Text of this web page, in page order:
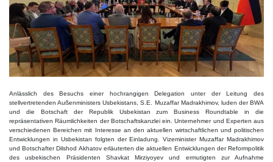
Anlässlich des Besuchs einer hochrangigen Delegation unter der Leitung des
stellvertretenden Außenministers Usbekistans, S.E. Muzaffar Madrakhimov, luden der BWA
und die Botschaft der Republik Usbekistan zum Business Roundtable in die
repräsentativen Räumlichkeiten der Botschaftskanzlei ein. Unternehmer und Experten aus
verschiedenen Bereichen mit Interesse an den aktuellen wirtschaftlichen und politischen
Entwicklungen in Usbekistan folgten der Einladung. Vizeminister Muzaffar Madrakhimov
und Botschafter Dilshod Akhatov erläuterten die aktuellen Entwicklungen der Reformpolitik
des usbekischen Präsidenten Shavkat Mirziyoyev und ermutigten zur Aufnahme